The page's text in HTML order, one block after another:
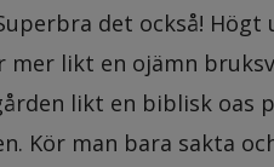
det också! Högt
mer likt en ojämn
likt en biblisk oas
Kör man bara sakta